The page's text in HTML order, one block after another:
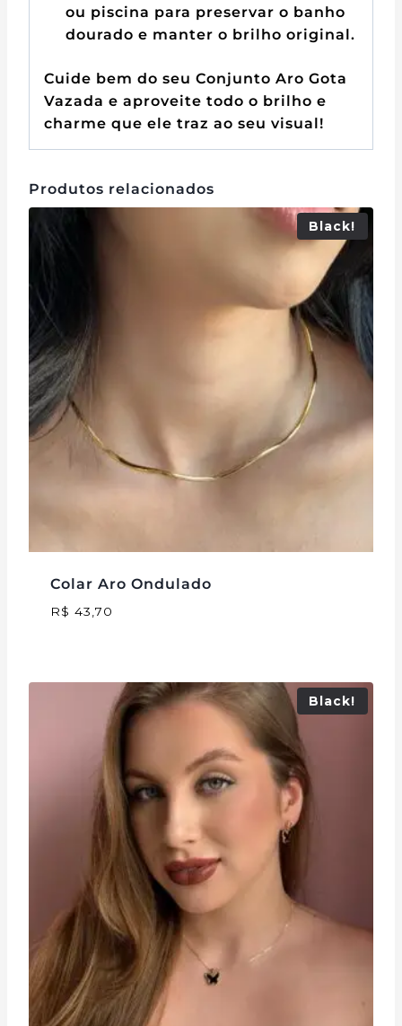
ou piscina para preservar o banho
dourado e manter o brilho original.
Cuide bem do seu Conjunto Aro Gota
Vazada e aproveite todo o brilho e
charme que ele traz ao seu visual!
Produtos relacionados
Black!
Colar Aro Ondulado
R$ 43,70
Black!